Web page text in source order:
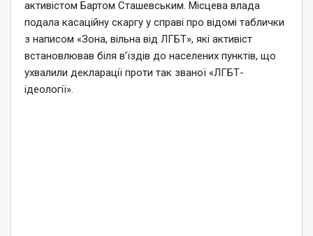
активістом Бартом Сташевським. Місцева влада
подала касаційну скаргу у справі про відомі таблички
з написом «Зона, вільна від ЛГБТ», які активіст
встановлював біля в’їздів до населених пунктів, що
ухвалили декларації проти так званої «ЛГБТ-
ідеології».